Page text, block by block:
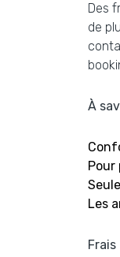
Des
de
À
Les
Frais